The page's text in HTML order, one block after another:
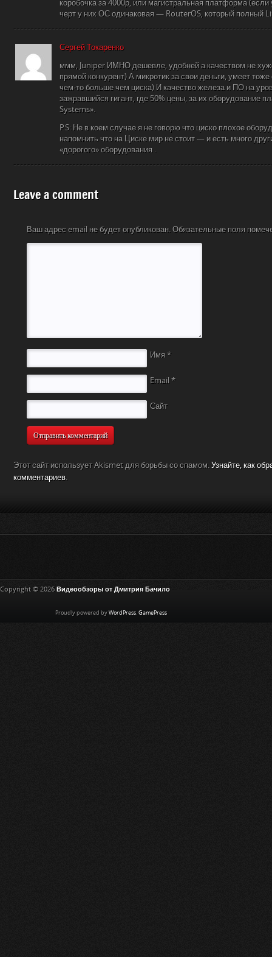
коробочка за 4000р, или магистральная платформа
черт у них ОС одинаковая — RouterOS, который полный
Сергей Токаренко
ммм, Juniper ИМНО дешевле, удобней а качеством не
прямой конкурент) А микротик за свои деньги, умеет
чем-то больше чем циска) И качество железа и ПО на
зажравшийся гигант, где 50% цены, за их оборудование
Systems».
P.S: Не в коем случае я не говорю что циско плохое
напомнить что на Циске мир не стоит — и есть много
«дорогого» оборудования .
Leave a comment
Ваш адрес email не будет опубликован. Обязательные поля
Имя *
Email *
Сайт
Этот сайт использует Akismet для борьбы со спамом. Узнайте, как
комментариев.
Copyright © 2026 Видеообзоры от Дмитрия Бачило
Proudly powered by WordPress. GamePress